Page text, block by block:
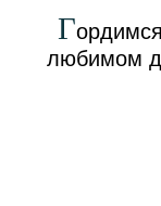
Г
любимом